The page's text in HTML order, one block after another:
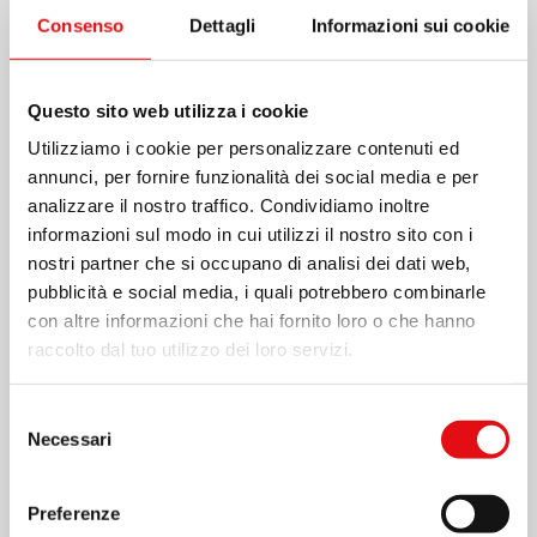
Consenso Dettagli Informazioni sui cookie
Questo sito web utilizza i cookie
Utilizziamo i cookie per personalizzare contenuti ed
annunci, per fornire funzionalità dei social media e per
analizzare il nostro traffico. Condividiamo inoltre
informazioni sul modo in cui utilizzi il nostro sito con i
nostri partner che si occupano di analisi dei dati web,
pubblicità e social media, i quali potrebbero combinarle
con altre informazioni che hai fornito loro o che hanno
raccolto dal tuo utilizzo dei loro servizi.
delNecessari
Preferenze
24 GIUGNO 2026
Perù: inaugurazione di un nuovo
L’istituto scolastico EL CARMELO di Molinopata –